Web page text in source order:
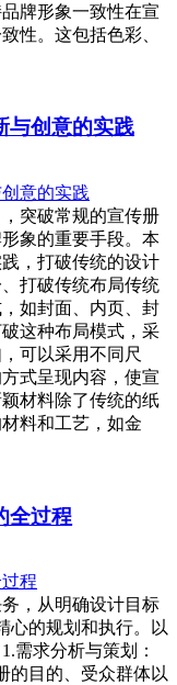
牌形象一致性在宣
性。这包括色彩、
与创意的实践
突破常规的宣传册
象的重要手段。本
，打破传统的设计
打破传统布局传统
如封面、内页、封
这种布局模式，采
可以采用不同尺
式呈现内容，使宣
材料除了传统的纸
料和工艺，如金
全过程
，从明确设计目标
心的规划和执行。以
需求分析与策划：
的目的、受众群体以